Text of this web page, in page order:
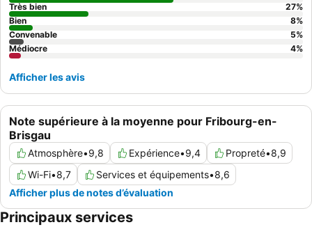
isolation phonique, particulièrement efficace contre le bruit des
trains.
Note supérieure à la moyenne pour Fribourg-en-
Brisgau
Atmosphère•9,8 Expérience•9,4 Propreté•8,9
Wi-Fi•8,7 Services et équipements•8,6
Afficher plus de notes d’évaluation
Très bien
27%
Bien
8%
Convenable
5%
Médiocre
4%
Afficher les avis
Principaux services